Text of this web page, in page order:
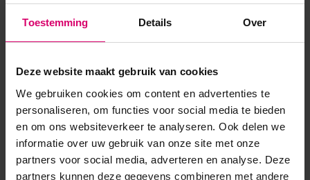
Toestemming Details Over
Deze website maakt gebruik van cookies
We gebruiken cookies om content en advertenties te
personaliseren, om functies voor social media te bieden
en om ons websiteverkeer te analyseren. Ook delen we
informatie over uw gebruik van onze site met onze
partners voor social media, adverteren en analyse. Deze
partners kunnen deze gegevens combineren met andere
gram aan 100% synthetische nitril. Comfort : Zacht elastisch
materiaal voelt koeler aan en is comfortabeler en flexib...
Toon meer